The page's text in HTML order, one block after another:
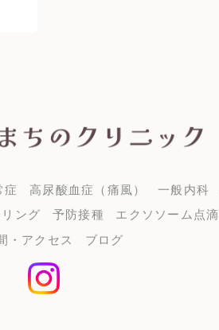
症 高尿酸血症（痛風） 一般内科
ング 予防接種 エクソソーム点滴
・アクセス
ブログ